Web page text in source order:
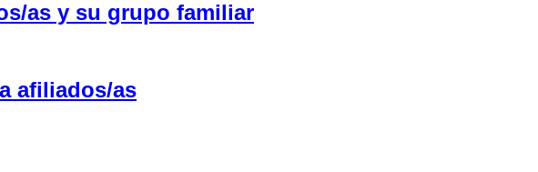
as y su grupo familiar
afiliados/as